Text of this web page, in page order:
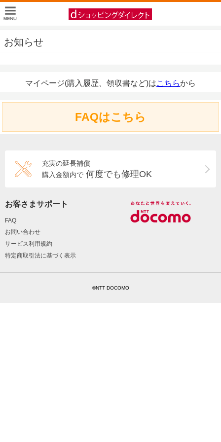
お知らせ
マイページ(購入履歴、領収書など)はこちらから
FAQはこちら
充実の延長補償
購入金額内で 何度でも修理OK
お客さまサポート
FAQ
お問い合わせ
サービス利用規約
特定商取引法に基づく表示
©NTT DOCOMO